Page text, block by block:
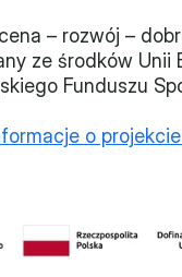
– rozwój –
ze środków Unii
Funduszu
o